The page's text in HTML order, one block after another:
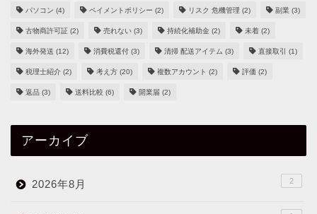
パソコン (4) ペイメントポリシー (2) リスク 危機管理 (2) 副業 (3)
古物商許可証 (2) 売れない (3) 持続化補助金 (2) 未着 (2)
海外発送 (12) 消費税還付 (3) 清掃 配送アイテム (3) 直接取引 (1)
税理士紹介 (2) 考え方 (20) 複数アカウント (2) 評価 (2)
返品 (3) 送料比較 (6) 開業届 (2)
アーカイブ
2026年8月 2